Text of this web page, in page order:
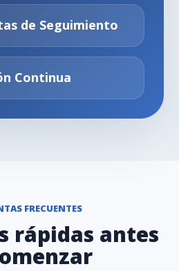
de Seguimiento
Continua
FRECUENTES
rápidas antes